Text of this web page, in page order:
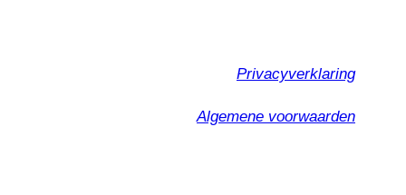
Privacyverklaring
Algemene voorwaarden